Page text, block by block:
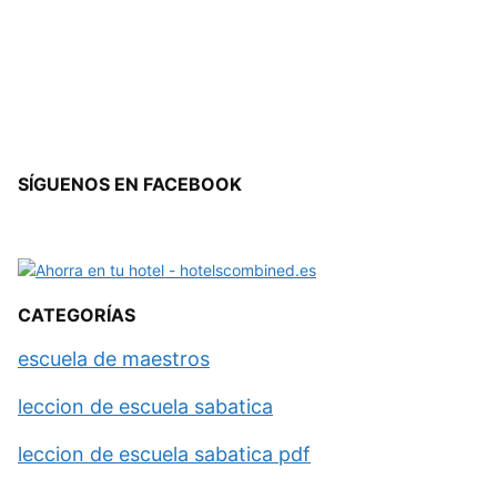
SÍGUENOS EN FACEBOOK
CATEGORÍAS
escuela de maestros
leccion de escuela sabatica
leccion de escuela sabatica pdf